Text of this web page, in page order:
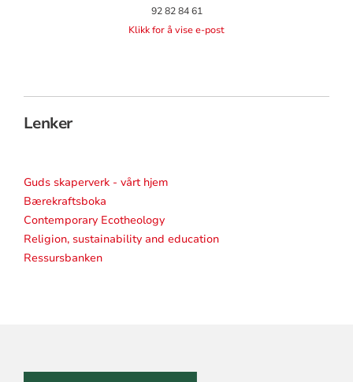
92 82 84 61
Klikk for å vise e-post
Lenker
Guds skaperverk - vårt hjem
Bærekraftsboka
Contemporary Ecotheology
Religion, sustainability and education
Ressursbanken